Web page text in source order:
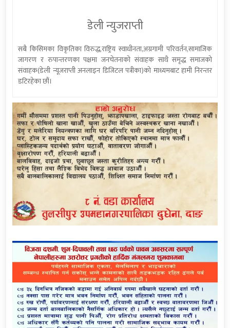
डेली न्युजराप्ती
सबै किसिमका विकृतिका विरुद्ध,राष्ट्रिय स्वाधीनता,अग्रगामी परिवर्तन,सामाजिक
जागरण र रुपान्तरणका पक्षमा जनचेतनाको संवाहक साथै समृद्ध समाजको
संवाहक(डेली न्यूजराप्ती अनलाइन डिजिटल पत्रीका)को माध्यमबाट हामी निरन्तर
डटिरहेका छौं।